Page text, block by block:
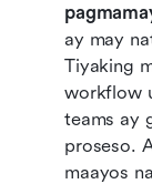
ay may
Tiyaking
workflow
teams ay
proseso.
maayos